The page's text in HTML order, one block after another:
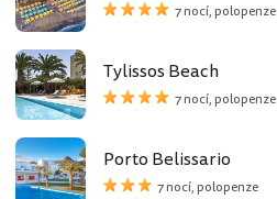
7 nocí, polopenze
Tylissos Beach
7 nocí, polopenze
Porto Belissario
7 nocí, polopenze